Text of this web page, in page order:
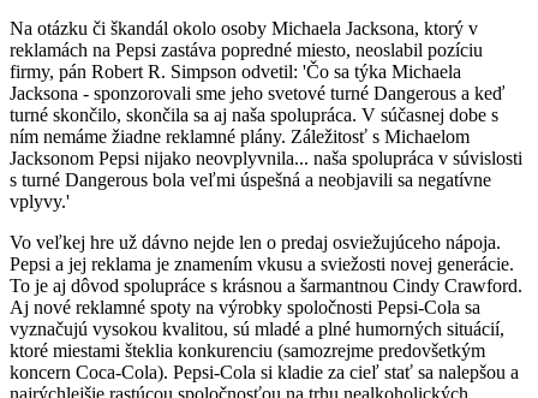
Na otázku či škandál okolo osoby Michaela Jacksona, ktorý v
reklamách na Pepsi zastáva popredné miesto, neoslabil pozíciu
firmy, pán Robert R. Simpson odvetil: 'Čo sa týka Michaela
Jacksona - sponzorovali sme jeho svetové turné Dangerous a keď
turné skončilo, skončila sa aj naša spolupráca. V súčasnej dobe s
ním nemáme žiadne reklamné plány. Záležitosť s Michaelom
Jacksonom Pepsi nijako neovplyvnila... naša spolupráca v súvislosti
s turné Dangerous bola veľmi úspešná a neobjavili sa negatívne
vplyvy.'
Vo veľkej hre už dávno nejde len o predaj osviežujúceho nápoja.
Pepsi a jej reklama je znamením vkusu a sviežosti novej generácie.
To je aj dôvod spolupráce s krásnou a šarmantnou Cindy Crawford.
Aj nové reklamné spoty na výrobky spoločnosti Pepsi-Cola sa
vyznačujú vysokou kvalitou, sú mladé a plné humorných situácií,
ktoré miestami šteklia konkurenciu (samozrejme predovšetkým
koncern Coca-Cola). Pepsi-Cola si kladie za cieľ stať sa nalepšou a